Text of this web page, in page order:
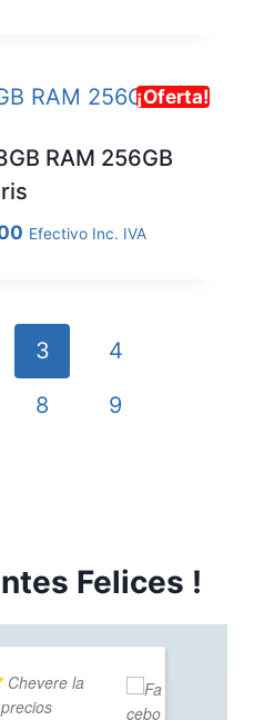
¡Oferta!
RAM 256GB
Efectivo Inc. IVA
3 4
8 9
Felices !
Chevere la